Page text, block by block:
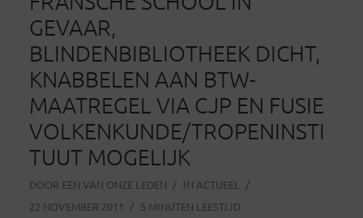
GEVAAR,
BLINDENBIBLIOTHEEK DICHT,
KNABBELEN AAN BTW-
MAATREGEL VIA CJP EN FUSIE
VOLKENKUNDE/TROPENINSTI
TUUT MOGELIJK
DOOR EEN VAN ONZE LEDEN IN ACTUEEL
22 NOVEMBER 2011
5 MINUTEN LEESTIJD